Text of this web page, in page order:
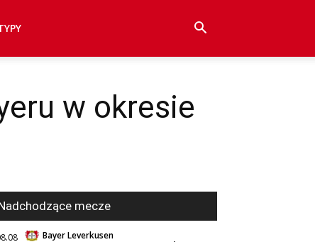
w okresie
mecze
Bayer Leverkusen